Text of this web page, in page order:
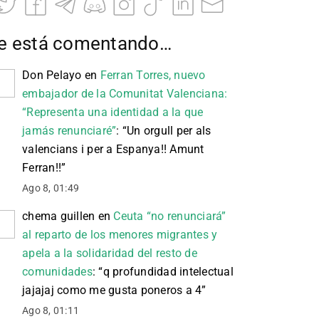
está comentando…
Don Pelayo en Ferran Torres, nuevo
embajador de la Comunitat Valenciana:
“Representa una identidad a la que
jamás renunciaré”: “Un orgull per als
valencians i per a Espanya!! Amunt
Ferran!!”
Ago 8, 01:49
chema guillen en Ceuta “no renunciará”
al reparto de los menores migrantes y
apela a la solidaridad del resto de
comunidades: “q profundidad intelectual
jajajaj como me gusta poneros a 4”
Ago 8, 01:11